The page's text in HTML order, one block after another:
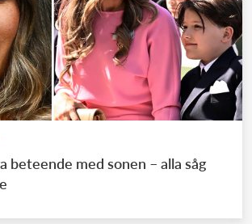
beteende med sonen – alla såg